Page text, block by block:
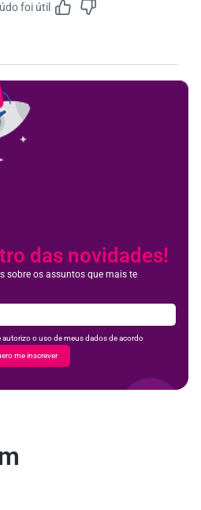
foi útil
das novidades!
sobre os assuntos que mais te
o uso de meus dados de acordo
me inscrever